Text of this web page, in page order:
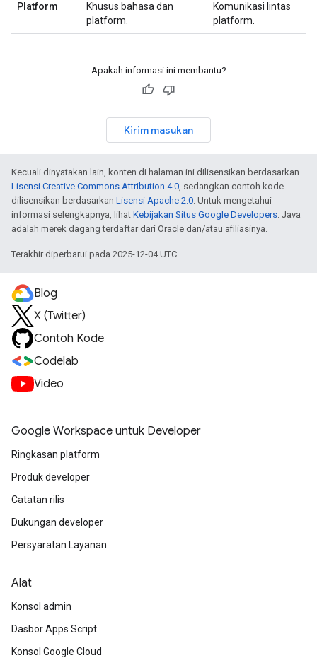
Platform
Khusus bahasa dan
platform.
Komunikasi lintas
platform.
Apakah informasi ini membantu?
Kirim masukan
Kecuali dinyatakan lain, konten di halaman ini dilisensikan berdasarkan
Lisensi Creative Commons Attribution 4.0 , sedangkan contoh kode
dilisensikan berdasarkan Lisensi Apache 2.0 . Untuk mengetahui
informasi selengkapnya, lihat Kebijakan Situs Google Developers . Java
adalah merek dagang terdaftar dari Oracle dan/atau afiliasinya.
Terakhir diperbarui pada 2025-12-04 UTC.
Blog
X (Twitter)
Contoh Kode
Codelab
Video
Google Workspace untuk Developer
Ringkasan platform
Produk developer
Catatan rilis
Dukungan developer
Persyaratan Layanan
Alat
Konsol admin
Dasbor Apps Script
Konsol Google Cloud